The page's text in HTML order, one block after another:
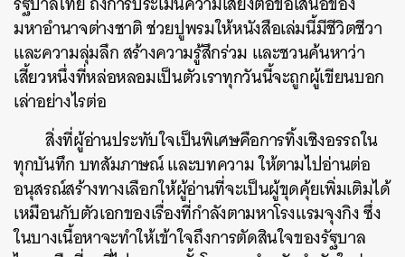
มหาอำนาจต่างชาติ ช่วยปูพรมให้หนังสือเล่มนี้มีชีวิตชีวา
และความลุ่มลึก สร้างความรู้สึกร่วม และชวนค้นหาว่า
เสี้ยวหนึ่งที่หล่อหลอมเป็นตัวเราทุกวันนี้จะถูกผู้เขียนบอก
เล่าอย่างไรต่อ
สิ่งที่ผู้อ่านประทับใจเป็นพิเศษคือการทิ้งเชิงอรรถใน
ทุกบันทึก บทสัมภาษณ์ และบทความ ให้ตามไปอ่านต่อ
อนุสรณ์สร้างทางเลือกให้ผู้อ่านที่จะเป็นผู้ขุดคุ้ยเพิ่มเติมได้
เหมือนกับตัวเอกของเรื่องที่กำลังตามหาโรงแรมจุงกิง ซึ่ง
ในบางเนื้อหาจะทำให้เข้าใจถึงการตัดสินใจของรัฐบาล